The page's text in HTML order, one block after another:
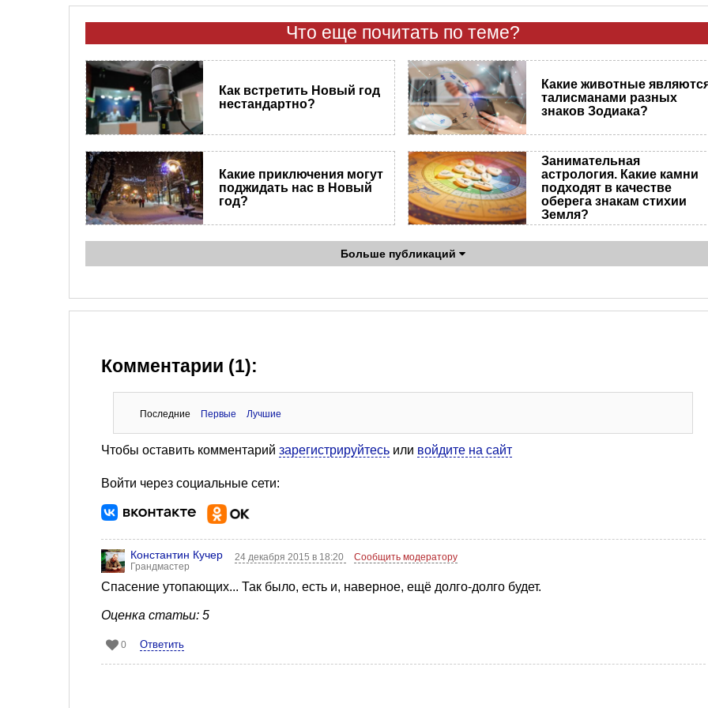
Что еще почитать по теме?
Как встретить Новый год
нестандартно?
Какие животные
талисманами разных
знаков Зодиака?
Какие приключения могут
поджидать нас в Новый
год?
Занимательная
астрология. Какие камни
подходят в качестве
оберега знакам стихии
Земля?
Больше публикаций
Комментарии (1):
Последние Первые Лучшие
Чтобы оставить комментарий зарегистрируйтесь или войдите на сайт
Войти через социальные сети:
Константин Кучер
Грандмастер
24 декабря 2015 в 18:20 Сообщить модератору
Спасение утопающих... Так было, есть и, наверное, ещё долго-долго будет.
Оценка статьи: 5
0 Ответить